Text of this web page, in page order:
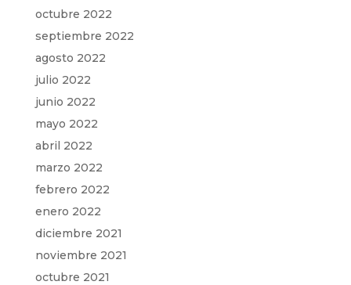
octubre 2022
septiembre 2022
agosto 2022
julio 2022
junio 2022
mayo 2022
abril 2022
marzo 2022
febrero 2022
enero 2022
diciembre 2021
noviembre 2021
octubre 2021